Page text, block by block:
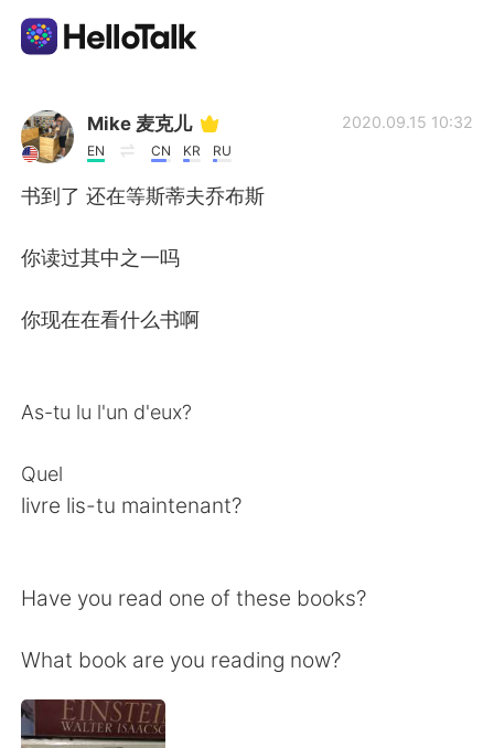
語言交換應用
AI Grammar Checker
English
日本語 한국어
Indonesia Italiano
Türkçe Tiếng Việt
Português
Mike 麦克儿
EN CN KR RU
2020.09.15 10:32
书到了 还在等斯蒂夫乔布斯
你读过其中之一吗
你现在在看什么书啊
As-tu lu l'un d'eux?
Quel
livre lis-tu maintenant?
Have you read one of these books?
What book are you reading now?